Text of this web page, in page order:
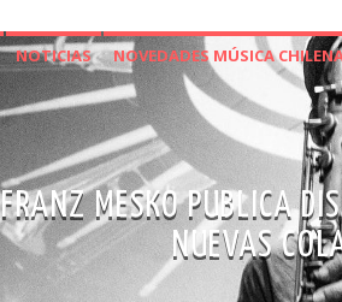
NOTICIAS NOVEDADES MÚSICA
FRANZ MESKO PUBLICA
NUEVAS